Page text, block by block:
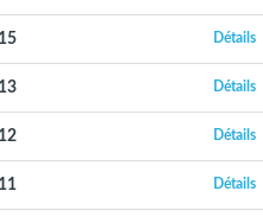
Détails
Détails
Détails
Détails